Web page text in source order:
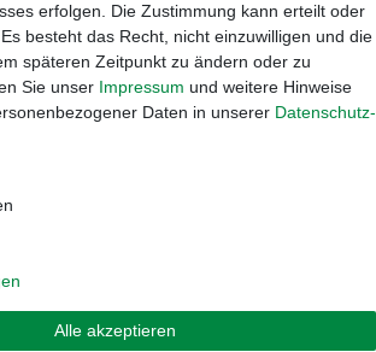
erfolgen. Die Zustimmung kann erteilt oder
besteht das Recht, nicht einzuwilligen und die
späteren Zeitpunkt zu ändern oder zu
Sie unser Impressum und weitere Hinweise
Daten in unserer Daten­schutz­
Alle akzeptieren